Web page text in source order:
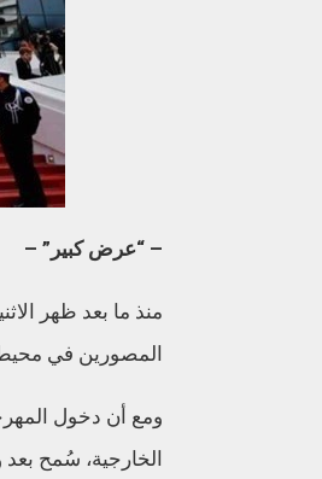
– “عرض كبير” –
منذ ما بعد ظهر
المصورين في
ومع أن دخول
الخارجية، سُمح